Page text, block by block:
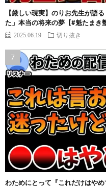
【厳しい現実】のりお先生が語
た」本当の将来の夢【#魁たまき
2025.06.19 切り抜き
わためにとって『これだけはや